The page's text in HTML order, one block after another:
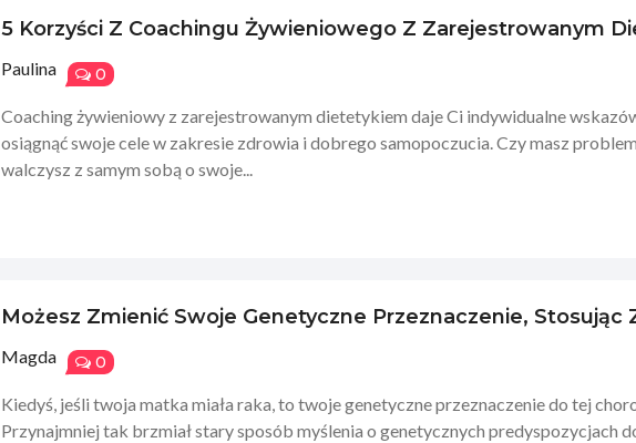
5 Korzyści Z Coachingu Żywieniowego Z Zarejestrowanym
Paulina 0
Coaching żywieniowy z zarejestrowanym dietetykiem daje Ci indywidualne
osiągnąć swoje cele w zakresie zdrowia i dobrego samopoczucia. Czy masz
walczysz z samym sobą o swoje...
Możesz Zmienić Swoje Genetyczne Przeznaczenie, Stosując
Magda 0
Kiedyś, jeśli twoja matka miała raka, to twoje genetyczne przeznaczenie do tej
Przynajmniej tak brzmiał stary sposób myślenia o genetycznych predyspozycjach